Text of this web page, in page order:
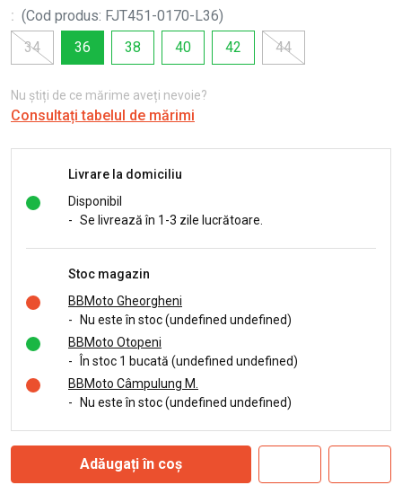
: (Cod produs: FJT451-0170-L36)
34
36 38 40 42 44
Nu știți de ce mărime aveți nevoie?
Consultați tabelul de mărimi
Livrare la domiciliu
Disponibil
- Se livrează în 1-3 zile lucrătoare.
Stoc magazin
BBMoto Gheorgheni
-
Nu este în stoc (undefined undefined)
BBMoto Otopeni
-
În stoc 1 bucată (undefined undefined)
BBMoto Câmpulung M.
-
Nu este în stoc (undefined undefined)
Adăugați în coș